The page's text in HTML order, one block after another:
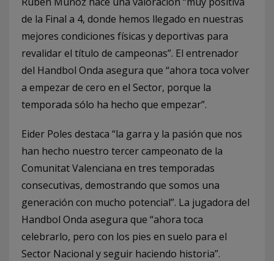
de la Final a 4, donde hemos llegado en nuestras
mejores condiciones físicas y deportivas para
revalidar el título de campeonas”. El entrenador
del Handbol Onda asegura que “ahora toca volver
a empezar de cero en el Sector, porque la
temporada sólo ha hecho que empezar”.
Eider Poles destaca “la garra y la pasión que nos
han hecho nuestro tercer campeonato de la
Comunitat Valenciana en tres temporadas
consecutivas, demostrando que somos una
generación con mucho potencial”. La jugadora del
Handbol Onda asegura que “ahora toca
celebrarlo, pero con los pies en suelo para el
Sector Nacional y seguir haciendo historia”.